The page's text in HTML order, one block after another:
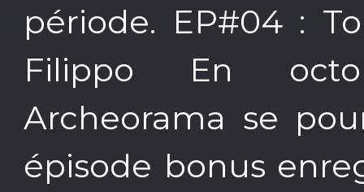
période. EP#04 :
Filippo En
Archeorama se
épisode bonus